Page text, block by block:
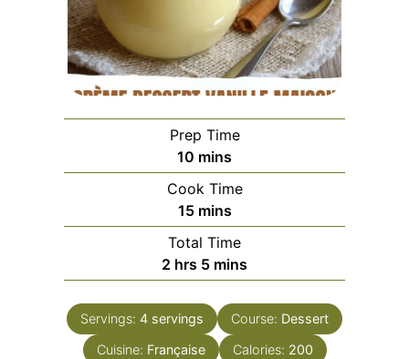
Prep Time
10 minutes
mins
Cook Time
15minutes
mins
Total Time
2 hours
hrs 5minutes
mins
Servings: 4 servings Course: Dessert
Cuisine: Française Calories: 200